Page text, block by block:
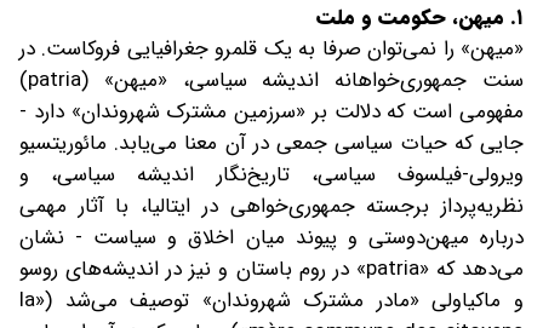
۱. میهن، حکومت و ملت
«میهن» را نمی‌توان صرفا به یک قلمرو جغرافیایی فروکاست. در
سنت جمهوری‌خواهانه اندیشه سیاسی، «میهن» (patria)
مفهومی است که دلالت بر «سرزمین مشترک شهروندان» دارد -
جایی که حیات سیاسی جمعی در آن معنا می‌یابد. مائوریتسیو
ویرولی-فیلسوف سیاسی، تاریخ‌نگار اندیشه سیاسی، و
نظریه‌پرداز برجسته‌ جمهوری‌خواهی در ایتالیا، با آثار مهمی
درباره میهن‌دوستی و پیوند میان اخلاق و سیاست - نشان
می‌دهد که «patria» در روم باستان و نیز در اندیشه‌های روسو
و ماکیاولی «مادر مشترک شهروندان» توصیف می‌شد («la